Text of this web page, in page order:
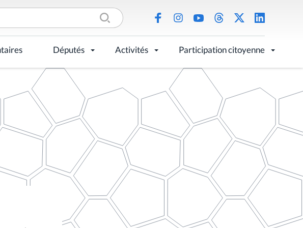
Députés Activités Participation citoyenne